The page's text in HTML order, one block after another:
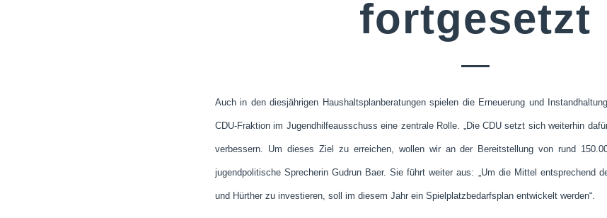
fortgesetzt
Auch in den diesjährigen Haushaltsplanberatungen spielen die Erneuerung und
CDU-Fraktion im Jugendhilfeausschuss eine zentrale Rolle. „Die CDU setzt sich weiterhin
verbessern. Um dieses Ziel zu erreichen, wollen wir an der Bereitstellung von rund
jugendpolitische Sprecherin Gudrun Baer. Sie führt weiter aus: „Um die Mittel entsprechend
und Hürther zu investieren, soll im diesem Jahr ein Spielplatzbedarfsplan entwickelt werden“.